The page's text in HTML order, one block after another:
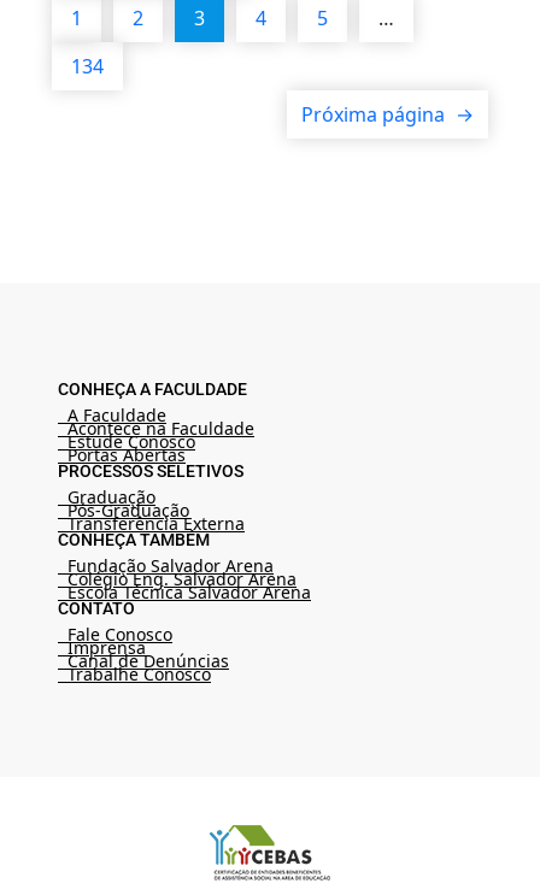
1
2 3 4 5
…
134
Próxima página →
CONHEÇA A FACULDADE
A Faculdade
Acontece na Faculdade
Estude Conosco
Portas Abertas
PROCESSOS SELETIVOS
Graduação
Pós-Graduação
Transferência Externa
CONHEÇA TAMBÉM
Fundação Salvador Arena
Colégio Eng. Salvador Arena
Escola Técnica Salvador Arena
CONTATO
Fale Conosco
Imprensa
Canal de Denúncias
Trabalhe Conosco